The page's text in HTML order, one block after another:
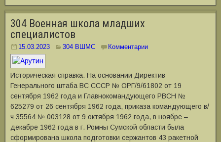
304 Военная школа младших
специалистов
15.03.2023 304 ВШМС Комментарии
Историческая справка. На основании Директив
Генерального штаба ВС СССР № ОРГ/9/61802 от 19
сентября 1962 года и Главнокомандующего РВСН №
625279 от 26 сентября 1962 года, приказа командующего в/
ч 35564 № 003128 от 9 октября 1962 года, в ноябре –
декабре 1962 года в г. Ромны Сумской области была
сформирована школа подготовки сержантов 43 ракетной